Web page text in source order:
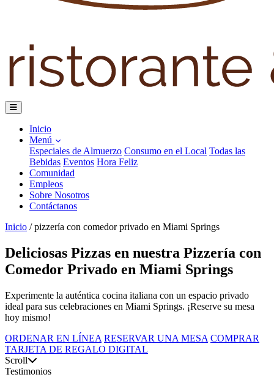
Inicio
Menú
Especiales de Almuerzo Consumo en el Local Todas las
Bebidas Eventos Hora Feliz
Comunidad
Empleos
Sobre Nosotros
Contáctanos
Inicio / pizzería con comedor privado en Miami Springs
Deliciosas Pizzas en nuestra Pizzería con
Comedor Privado en Miami Springs
Experimente la auténtica cocina italiana con un espacio privado
ideal para sus celebraciones en Miami Springs. ¡Reserve su mesa
hoy mismo!
ORDENAR EN LÍNEA RESERVAR UNA MESA COMPRAR
TARJETA DE REGALO DIGITAL
Scroll
Testimonios